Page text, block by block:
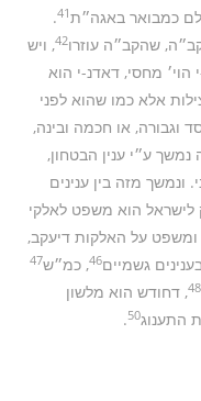
כמבואר באגה״ת41
.
שהקב״ה עוזרו42, ויש
הוי׳ מחסי, דאדנ-י הוא
אלא כמו שהוא לפני
וגבורה, או חכמה ובינה,
נמשך ע״י ענין הבטחון,
מזה בין ענינים
לישראל הוא משפט לאלקי
ומשפט על האלקות דיעקב,
גשמיים46, כמ״ש47
48, דחודש הוא מלשון
התענוג50
.